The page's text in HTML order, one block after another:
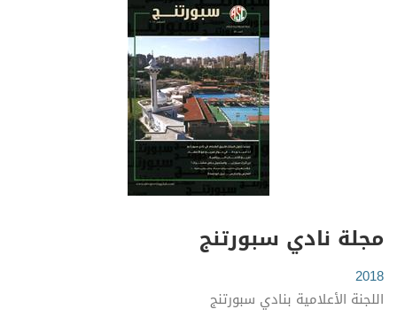
مجلة نادي سبورتنج
2018
اللجنة الأعلامية بنادي سبورتنج